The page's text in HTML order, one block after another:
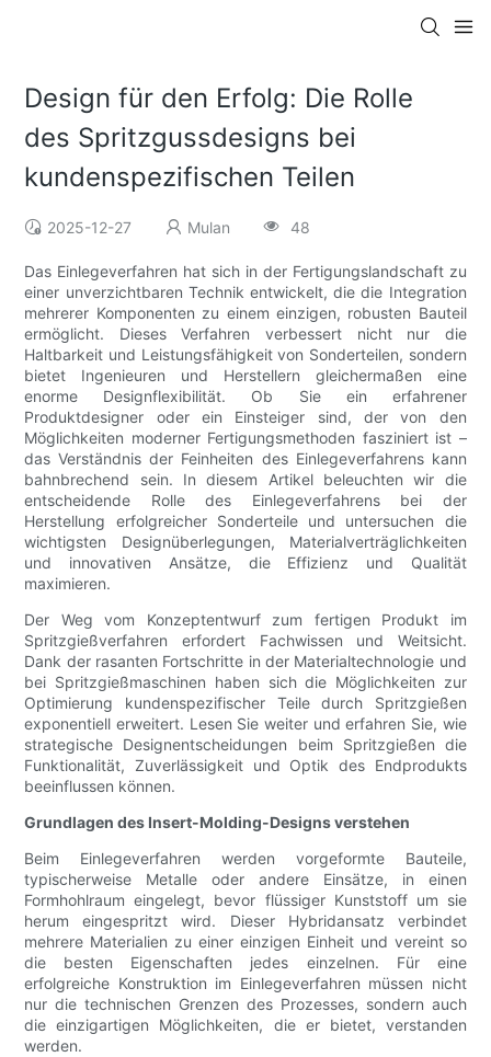
Design für den Erfolg: Die Rolle
des Spritzgussdesigns bei
kundenspezifischen Teilen
2025-12-27 Mulan 48
Das Einlegeverfahren hat sich in der Fertigungslandschaft zu
einer unverzichtbaren Technik entwickelt, die die Integration
mehrerer Komponenten zu einem einzigen, robusten Bauteil
ermöglicht. Dieses Verfahren verbessert nicht nur die
Haltbarkeit und Leistungsfähigkeit von Sonderteilen, sondern
bietet Ingenieuren und Herstellern gleichermaßen eine
enorme Designflexibilität. Ob Sie ein erfahrener
Produktdesigner oder ein Einsteiger sind, der von den
Möglichkeiten moderner Fertigungsmethoden fasziniert ist –
das Verständnis der Feinheiten des Einlegeverfahrens kann
bahnbrechend sein. In diesem Artikel beleuchten wir die
entscheidende Rolle des Einlegeverfahrens bei der
Herstellung erfolgreicher Sonderteile und untersuchen die
wichtigsten Designüberlegungen, Materialverträglichkeiten
und innovativen Ansätze, die Effizienz und Qualität
maximieren.
Der Weg vom Konzeptentwurf zum fertigen Produkt im
Spritzgießverfahren erfordert Fachwissen und Weitsicht.
Dank der rasanten Fortschritte in der Materialtechnologie und
bei Spritzgießmaschinen haben sich die Möglichkeiten zur
Optimierung kundenspezifischer Teile durch Spritzgießen
exponentiell erweitert. Lesen Sie weiter und erfahren Sie, wie
strategische Designentscheidungen beim Spritzgießen die
Funktionalität, Zuverlässigkeit und Optik des Endprodukts
beeinflussen können.
Grundlagen des Insert-Molding-Designs verstehen
Beim Einlegeverfahren werden vorgeformte Bauteile,
typischerweise Metalle oder andere Einsätze, in einen
Formhohlraum eingelegt, bevor flüssiger Kunststoff um sie
herum eingespritzt wird. Dieser Hybridansatz verbindet
mehrere Materialien zu einer einzigen Einheit und vereint so
die besten Eigenschaften jedes einzelnen. Für eine
erfolgreiche Konstruktion im Einlegeverfahren müssen nicht
nur die technischen Grenzen des Prozesses, sondern auch
die einzigartigen Möglichkeiten, die er bietet, verstanden
werden.